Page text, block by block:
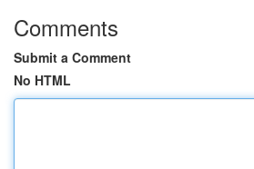
Comments
Submit a Comment
No HTML